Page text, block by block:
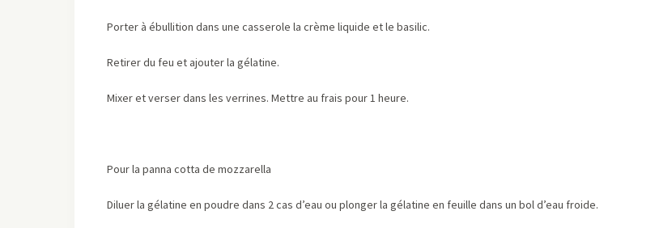
Porter à ébullition dans une casserole la crème liquide et le basilic.
Retirer du feu et ajouter la gélatine.
Mixer et verser dans les verrines. Mettre au frais pour 1 heure.
Pour la panna cotta de mozzarella
Diluer la gélatine en poudre dans 2 cas d’eau ou plonger la gélatine en feuille dans un bol d’eau froide.